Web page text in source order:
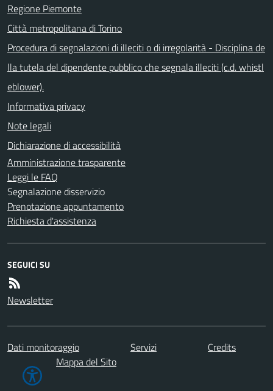
Regione Piemonte
Città metropolitana di Torino
Procedura di segnalazioni di illeciti o di irregolarità - Disciplina de
lla tutela del dipendente pubblico che segnala illeciti (c.d. whistl
eblower).
Informativa privacy
Note legali
Dichiarazione di accessibilità
Amministrazione trasparente
Leggi le FAQ
Segnalazione disservizio
Prenotazione appuntamento
Richiesta d'assistenza
SEGUICI SU
Newsletter
Dati monitoraggio Servizi
Credits
Mappa del Sito